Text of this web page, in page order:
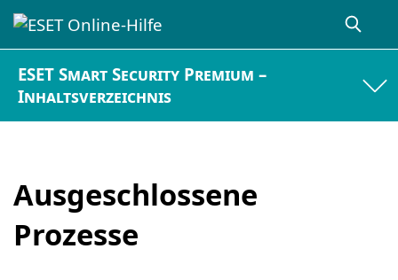
ESET Smart Security Premium –
Inhaltsverzeichnis
Ausgeschlossene
Prozesse